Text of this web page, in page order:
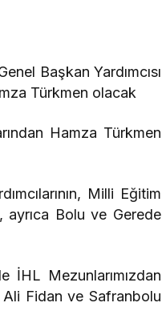
Başkan Yardımcısı
Türkmen olacak
Hamza Türkmen
Milli Eğitim
ayrıca Bolu ve Gerede
İHL Mezunlarımızdan
Fidan ve Safranbolu